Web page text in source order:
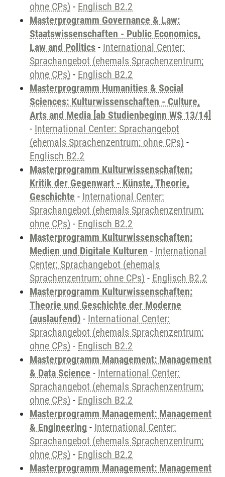
ohne CPs) - Englisch B2.2
Masterprogramm Governance & Law:
Staatswissenschaften - Public Economics,
Law and Politics - International Center:
Sprachangebot (ehemals Sprachenzentrum;
ohne CPs) - Englisch B2.2
Masterprogramm Humanities & Social
Sciences: Kulturwissenschaften - Culture,
Arts and Media [ab Studienbeginn WS 13/14]
- International Center: Sprachangebot
(ehemals Sprachenzentrum; ohne CPs) -
Englisch B2.2
Masterprogramm Kulturwissenschaften:
Kritik der Gegenwart - Künste, Theorie,
Geschichte - International Center:
Sprachangebot (ehemals Sprachenzentrum;
ohne CPs) - Englisch B2.2
Masterprogramm Kulturwissenschaften:
Medien und Digitale Kulturen - International
Center: Sprachangebot (ehemals
Sprachenzentrum; ohne CPs) - Englisch B2.2
Masterprogramm Kulturwissenschaften:
Theorie und Geschichte der Moderne
(auslaufend) - International Center:
Sprachangebot (ehemals Sprachenzentrum;
ohne CPs) - Englisch B2.2
Masterprogramm Management: Management
& Data Science - International Center:
Sprachangebot (ehemals Sprachenzentrum;
ohne CPs) - Englisch B2.2
Masterprogramm Management: Management
& Engineering - International Center:
Sprachangebot (ehemals Sprachenzentrum;
ohne CPs) - Englisch B2.2
Masterprogramm Management: Management